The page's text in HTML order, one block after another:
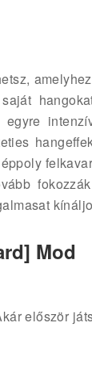
egyre
Mod
először